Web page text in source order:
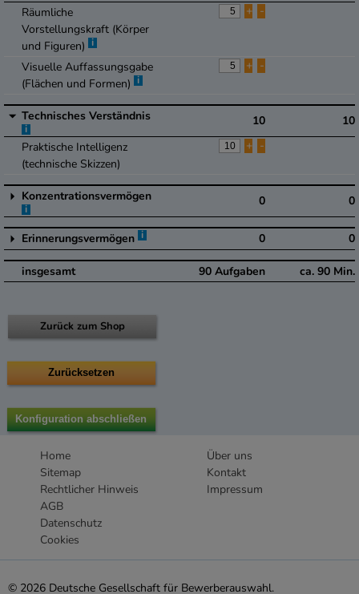
Räumliche
Vorstellungskraft (Körper
und Figuren) i
+ -
Visuelle Auffassungsgabe
(Flächen und Formen) i
+ -
Technisches Verständnis
i
10
10
Praktische Intelligenz
(technische Skizzen)
+ -
Konzentrationsvermögen
i
0 0
Erinnerungsvermögen i 0 0
insgesamt 90 Aufgaben ca. 90 Min.
Zurück zum Shop
Home
Sitemap
Rechtlicher Hinweis
AGB
Datenschutz
Cookies
Über uns
Kontakt
Impressum
© 2026 Deutsche Gesellschaft für Bewerberauswahl.